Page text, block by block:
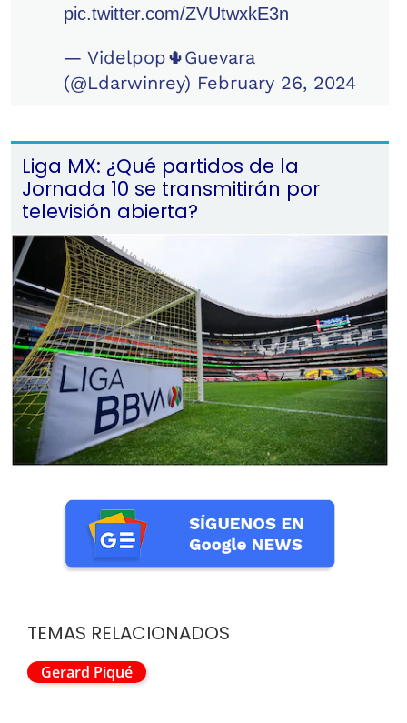
pic.twitter.com/ZVUtwxkE3n
— Videlpop🌵Guevara
(@Ldarwinrey) February 26, 2024
Liga MX: ¿Qué partidos de la
Jornada 10 se transmitirán por
televisión abierta?
TEMAS RELACIONADOS
Gerard Piqué